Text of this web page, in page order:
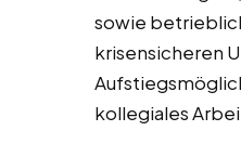
sowie
krisensicheren
kollegiales